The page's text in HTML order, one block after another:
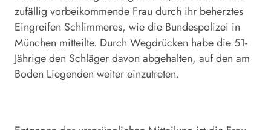
zufällig vorbeikommende Frau durch ihr beherztes
Eingreifen Schlimmeres, wie die Bundespolizei in
München mitteilte. Durch Wegdrücken habe die 51-
Jährige den Schläger davon abgehalten, auf den am
Boden Liegenden weiter einzutreten.